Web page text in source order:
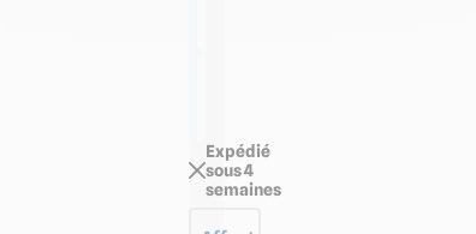
m
Expédié
sous 4
semaines